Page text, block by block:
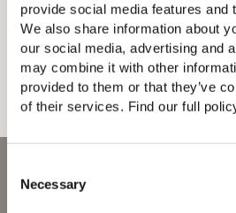
provide social media features and
We also share information about
our social media, advertising and
may combine it with other
provided to them or that they’ve
of their services. Find our full
Necessary
Randonnées
Visites d'une marque de
Ateliers